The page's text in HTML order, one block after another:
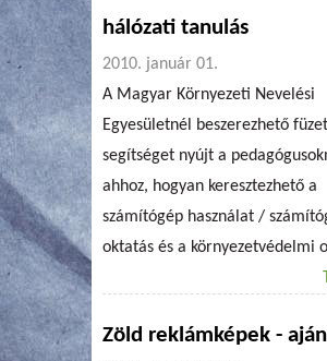
hálózati tanulás
2010. január 01.
A Magyar Környezeti Nevelési
Egyesületnél beszerezhető füzet
segítséget nyújt a
ahhoz, hogyan keresztezhető a
számítógép használat /
oktatás és a környezetvédelmi
Zöld reklámképek -